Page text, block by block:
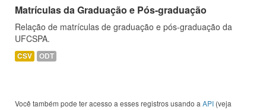
Matrículas da Graduação e Pós-graduação
Relação de matrículas de graduação e pós-graduação da
UFCSPA.
CSV ODT
Você também pode ter acesso a esses registros usando a API (veja